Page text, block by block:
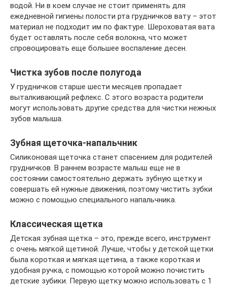
водой. Ни в коем случае не стоит применять для
ежедневной гигиены полости рта грудничков вату – этот
материал не подходит им по фактуре. Шероховатая вата
будет оставлять после себя волокна, что может
спровоцировать еще большее воспаление десен.
Чистка зубов после полугода
У грудничков старше шести месяцев пропадает
выталкивающий рефлекс. С этого возраста родители
могут использовать другие средства для чистки нежных
зубов малыша.
Зубная щеточка-напальчник
Силиконовая щеточка станет спасением для родителей
грудничков. В раннем возрасте малыш еще не в
состоянии самостоятельно держать зубную щетку и
совершать ей нужные движения, поэтому чистить зубки
можно с помощью специального напальчника.
Классическая щетка
Детская зубная щетка – это, прежде всего, инструмент
с очень мягкой щетиной. Лучше, чтобы у детской щетки
была короткая и мягкая щетина, а также короткая и
удобная ручка, с помощью которой можно почистить
детские зубики. Первую щетку можно использовать с 1